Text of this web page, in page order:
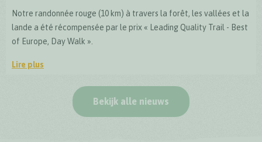
Notre randonnée rouge (10 km) à travers la forêt, les vallées et la
lande a été récompensée par le prix « Leading Quality Trail - Best
of Europe, Day Walk ».
Lire plus
Bekijk alle nieuws